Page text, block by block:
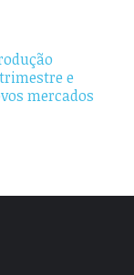
e
mercados